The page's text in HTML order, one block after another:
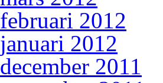
februari 2012
januari 2012
december 2011